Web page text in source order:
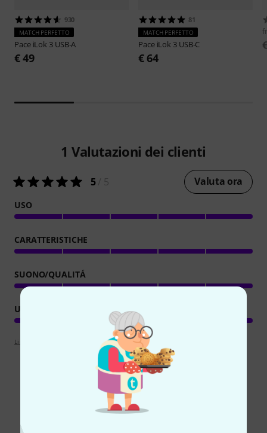
930
MATCH PERFETTO
Pace iLok 3 USB-A
€ 49
81
MATCH PERFETTO
Pace iLok 3 USB-C
€ 64
1 Valutazioni dei clienti
5/ 5 Valuta ora
USO
CARATTERISTICHE
SUONO/QUALITÁ
UTILIZZO DA COMPUTER
Linee guida per la valutazione
Lo sapevi?